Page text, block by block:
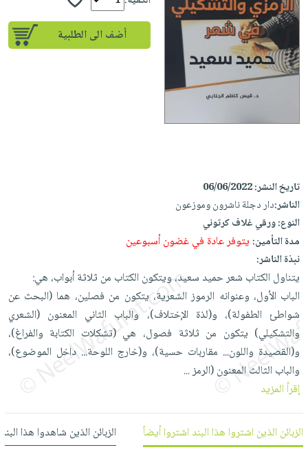
إختياراتنا
كتب
أكاديمية
صندوق
iKitab
حدود
أسئلة
Android
تحميل
iKitab
على
Apple
أسئلة
يتكرر
طرحها
تحميل
masmu3
Android
على
Apple
المواضيع
الأكثر
مبيعاً
إختياراتنا
وسائل
تعليمية
جوائز
تعليمية
الصحة
والعناية
الشخصية
العناية
وتصفيف
الشعر
العناية
بالجسم
العناية
بالأسنان
الحمية
والتغذية
والسفرة
جديد
الكل
أواني
الطهي
أدوات
الخبز
أدوات
المائدة
الأوعية
والتخزين
المطبخ
متجر
الهدايا
أقسام
الأكثر
مبيعاً
العودة
للمدارس
اكسسوارات
كتب
اكسسوارات
شحن
مجاني
بنود
مختارة
اشتراكات
كل
الاشتراكات
متقدم
أضف الى الطلبية
تاريخ النشر:06/06/2022
الناشر:دار دجلة ناشرون وموزعون
النوع:ورقي غلاف كرتوني
مدة التأمين:يتوفر عادة في غضون أسبوعين
نبذة الناشر:
يتناول الكتاب شعر حميد سعيد، ويتكون الكتاب من ثلاثة أبواب، هي:
الباب الأول، وعنوانه الرموز الشعرية، يتكون من فصلين، هما (البحث عن
شواطئ الطفولة)، و(لذة الإختلاف)، والباب الثاني المعنون (الشعري
والتشكيلي) يتكون من ثلاثة فصول، هي (تشكلات الكتابة والفراغ)،
و(القصيدة واللون... مقاربات حسية)، و(خارج اللوحة... داخل الموضوع)،
والباب الثالث المعنون (الرمز...
إقرأ المزيد
الزبائن الذين اشتروا هذا البند اشتروا أيضاً الزبائن الذين شاهدوا هذا